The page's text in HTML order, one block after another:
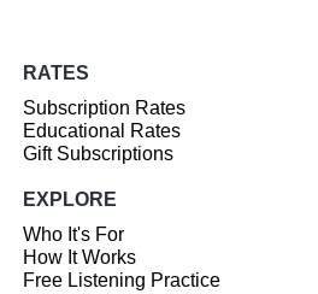
RATES
Subscription Rates
Educational Rates
Gift Subscriptions
EXPLORE
Who It's For
How It Works
Free Listening Practice